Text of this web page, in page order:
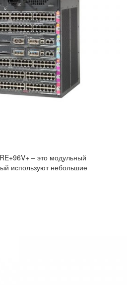
– это модульный
используют небольшие